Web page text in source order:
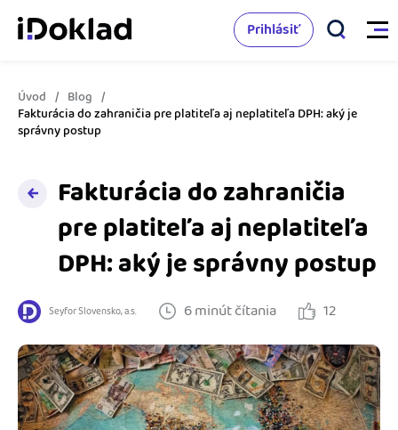
Vlastnosti
Správa kontaktov
Sledovanie cashflow
Prepojenie na ďalšie systémy
Spriatelení účtovníci
Katalóg doplnkov
Vzdelanie
Nápoveda
Ako začať s podnikaním
Ako sa vyznať vo fakturácii
Blog
Vyskúšať zadarmo
Prihlásiť
Úvod
Blog
Fakturácia do zahraničia pre platiteľa aj neplatiteľa DPH: aký je
správny postup
Fakturácia do zahraničia
pre platiteľa aj neplatiteľa
DPH: aký je správny postup
Seyfor Slovensko, a.s. 6 minút čítania 12